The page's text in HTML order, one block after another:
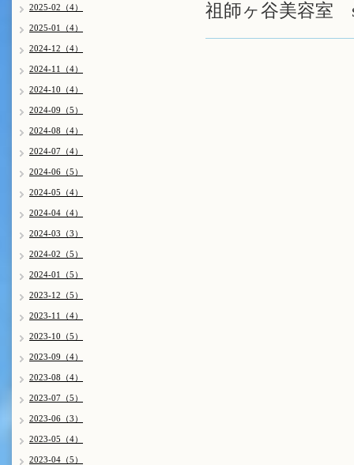
祖師ヶ谷美容室
2025-02（4）
2025-01（4）
2024-12（4）
2024-11（4）
2024-10（4）
2024-09（5）
2024-08（4）
2024-07（4）
2024-06（5）
2024-05（4）
2024-04（4）
2024-03（3）
2024-02（5）
2024-01（5）
2023-12（5）
2023-11（4）
2023-10（5）
2023-09（4）
2023-08（4）
2023-07（5）
2023-06（3）
2023-05（4）
2023-04（5）